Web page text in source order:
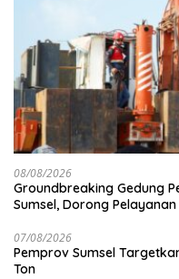
08/08/2026
Groundbreaking Gedung
Sumsel, Dorong
07/08/2026
Pemprov Sumsel
Ton